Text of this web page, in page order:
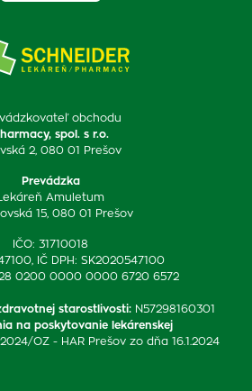
obchodu
spol. s r.o.
2, 080 01 Prešov
Prevádzka
Lekáreň Amuletum
15, 080 01 Prešov
IČO: 31710018
IČ DPH: SK2020547100
0200 0000 0000 6720 6572
starostlivosti: N57298160301
na poskytovanie lekárenskej
OZ - HAR Prešov zo dňa 16.1.2024